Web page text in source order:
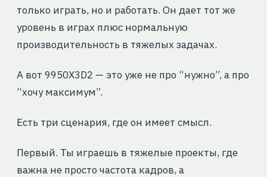
только играть, но и работать. Он дает тот же
уровень в играх плюс нормальную
производительность в тяжелых задачах.
А вот 9950X3D2 — это уже не про “нужно”, а про
“хочу максимум”.
Есть три сценария, где он имеет смысл.
Первый. Ты играешь в тяжелые проекты, где
важна не просто частота кадров, а